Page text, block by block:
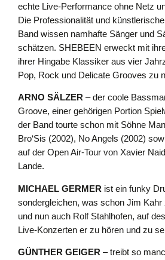
echte Live-Performance ohne Netz
Die Professionalität und
Band wissen namhafte Sänger und
schätzen. SHEBEEN erweckt mit
ihrer Hingabe Klassiker aus vier
Pop, Rock und Delicate Grooves zu
ARNO SÄLZER – der coole
Groove, einer gehörigen Portion
der Band tourte schon mit Söhne
Bro‘Sis (2002), No Angels (2002)
auf der Open Air-Tour von Xavier
Lande.
MICHAEL GERMER ist ein funky
sondergleichen, was schon Jim
und nun auch Rolf Stahlhofen, auf
Live-Konzerten er zu hören und zu
GÜNTHER GEIGER – treibt so